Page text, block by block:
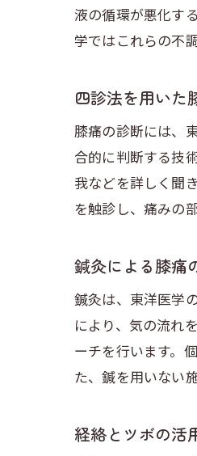
液の循環が悪化す
学ではこれらの不
四診法を用いた
膝痛の診断には、
合的に判断する技
我などを詳しく聞
を触診し、痛みの
鍼灸による膝痛
鍼灸は、東洋医学
により、気の流れ
ーチを行います。
た、鍼を用いない
経絡とツボの活